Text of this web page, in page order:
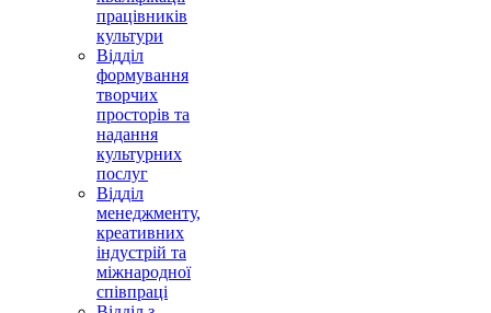
працівників
культури
Відділ
формування
творчих
просторів та
надання
культурних
послуг
Відділ
менеджменту,
креативних
індустрій та
міжнародної
співпраці